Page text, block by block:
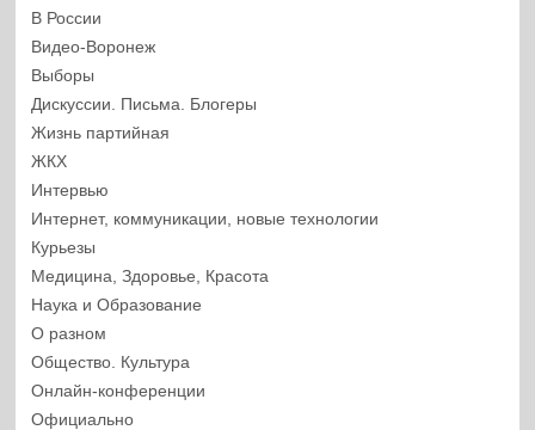
В России
Видео-Воронеж
Выборы
Дискуссии. Письма. Блогеры
Жизнь партийная
ЖКХ
Интервью
Интернет, коммуникации, новые технологии
Курьезы
Медицина, Здоровье, Красота
Наука и Образование
О разном
Общество. Культура
Онлайн-конференции
Официально